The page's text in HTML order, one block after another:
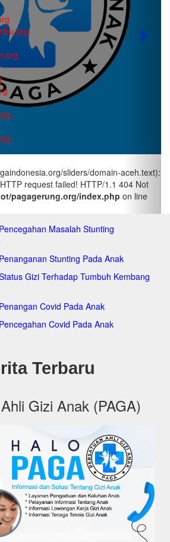
sliders/domain-aceh.text):
request failed! HTTP/1.1 404 Not
pagagerung.org/index.php on line
Next
Masalah Stunting
Stunting Pada Anak
Gizi Terhadap Tumbuh Kembang
Covid Pada Anak
Covid Pada Anak
Terbaru
Gizi Anak (PAGA)